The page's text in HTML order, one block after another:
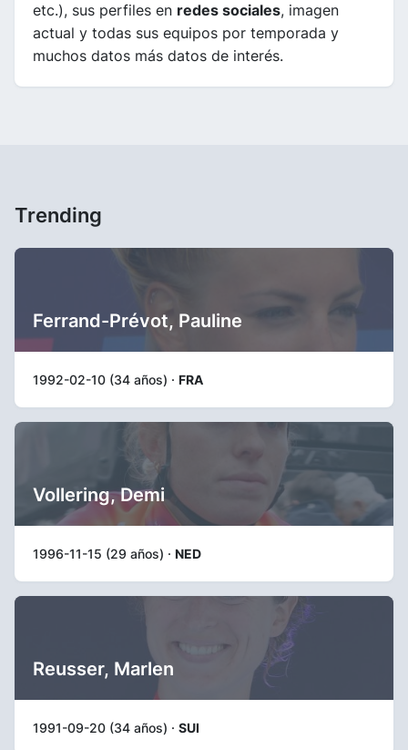
etc.), sus perfiles en redes sociales, imagen
actual y todas sus equipos por temporada y
muchos datos más datos de interés.
Trending
Ferrand-Prévot, Pauline
1992-02-10 (34 años) · FRA
Vollering, Demi
1996-11-15 (29 años) · NED
Reusser, Marlen
1991-09-20 (34 años) · SUI